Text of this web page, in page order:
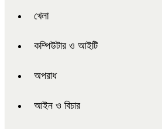
খেলা
কম্পিউটার ও আইটি
অপরাধ
আইন ও বিচার